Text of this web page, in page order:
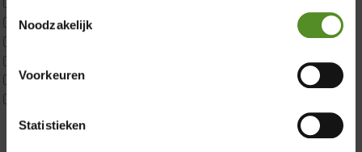
Toestemmingsselectie
Noodzakelijk
Voorkeuren
Statistieken
p350 twijfelaar
P650 Twijfelaar
Maatvoering
Showroom Breda
Vrijdag 12:00 – 17:00
Zondag 12:00 – 17:00